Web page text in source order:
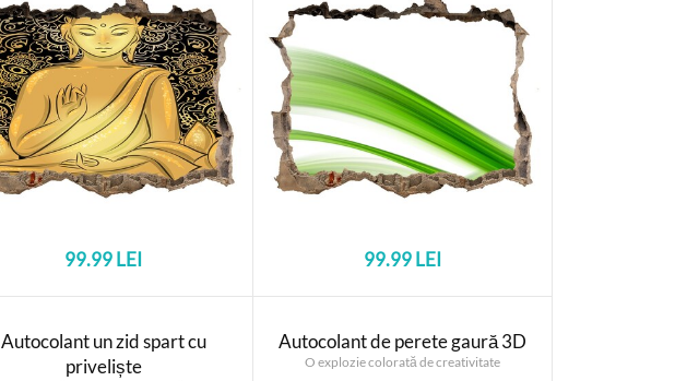
99.99 LEI 99.99 LEI
Autocolant un zid spart cu
priveliște
Autocolant de perete gaură 3D
O explozie colorată de creativitate